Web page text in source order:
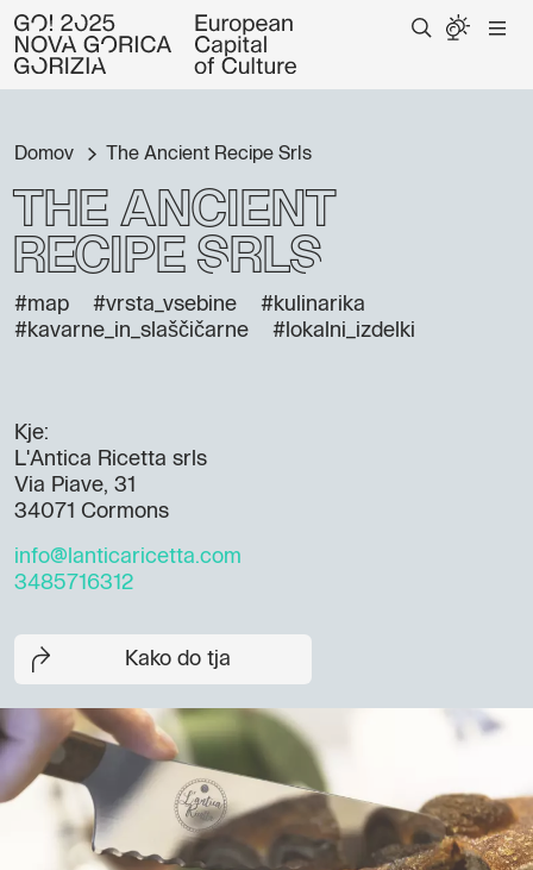
Domov The Ancient Recipe Srls
The Ancient
Recipe Srls
#map #vrsta_vsebine
#kulinarika
#kavarne_in_slaščičarne
#lokalni_izdelki
Kje:
L'Antica Ricetta srls
Via Piave, 31
34071 Cormons
info@lanticaricetta.com
3485716312
Kako do tja